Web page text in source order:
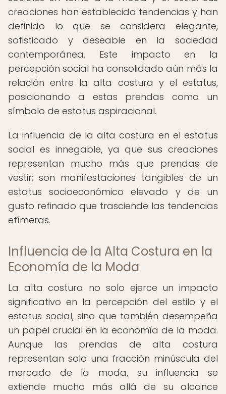
creaciones han establecido tendencias y han
definido lo que se considera elegante,
sofisticado y deseable en la sociedad
contemporánea. Este impacto en la
percepción social ha consolidado aún más la
relación entre la alta costura y el estatus,
posicionando a estas prendas como un
símbolo de estatus aspiracional.
La influencia de la alta costura en el estatus
social es innegable, ya que sus creaciones
representan mucho más que prendas de
vestir; son manifestaciones tangibles de un
estatus socioeconómico elevado y de un
gusto refinado que trasciende las tendencias
efímeras.
Influencia de la Alta Costura en la
Economía de la Moda
La alta costura no solo ejerce un impacto
significativo en la percepción del estilo y el
estatus social, sino que también desempeña
un papel crucial en la economía de la moda.
Aunque las prendas de alta costura
representan solo una fracción minúscula del
mercado de la moda, su influencia se
extiende mucho más allá de su alcance